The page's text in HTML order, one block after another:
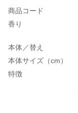
商品コード
香り
本体／替え
本体サイズ（cm）
特徴